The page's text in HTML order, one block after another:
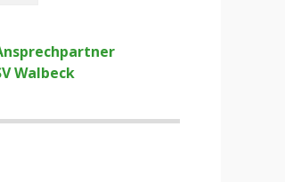
Walbeck